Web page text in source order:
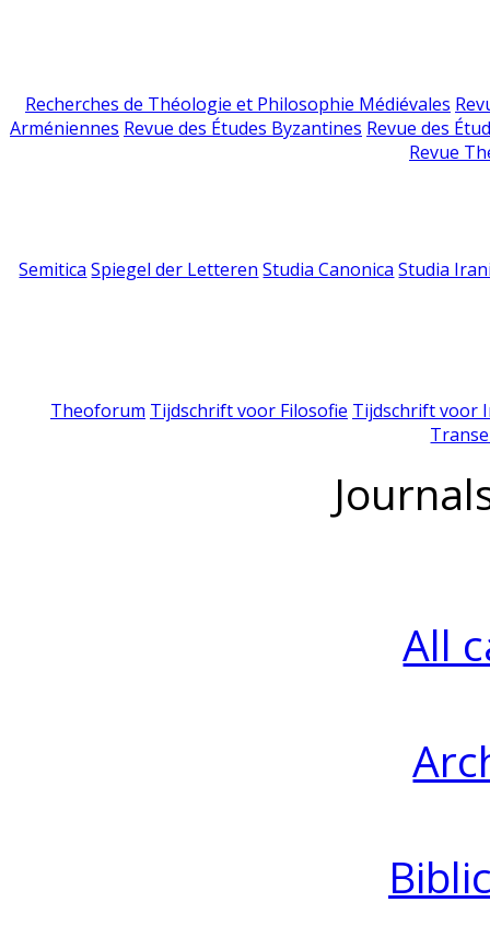
Recherches de Théologie et Philosophie Médiévales
Arméniennes Revue des Études Byzantines Revue des
Revue
Semitica Spiegel der Letteren Studia Canonica Studia
Theoforum Tijdschrift voor Filosofie Tijdschrift voor
All